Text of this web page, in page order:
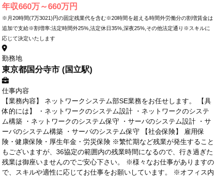
年収660万～660万円
※月20時間(7万3021)円の固定残業代を含む※20時間を超える時間外労働分の割増賃金は
追加で支給※割増率:法定時間外25%,法定休日35%,深夜25%,その他法定通り※スキルに
応じて決定いたします
勤務地
東京都国分寺市 (国立駅)
仕事内容
【業務内容】 ネットワークシステム部SE業務をお任せします。 【具
体的には】 ・ネットワークのシステム設計 ・ネットワークのシステ
ム構築 ・ネットワークのシステム保守 ・サーバのシステム設計 ・サ
ーバのシステム構築 ・サーバのシステム保守 【社会保険】 雇用保
険・健康保険・厚生年金・労災保険 ※繁忙期など残業が発生すること
もございますが、36協定の範囲内の残業時間になるので、行き過ぎた
残業は御座いませんのでご安心下さい。 ※様々なお仕事がありますの
で、スキルや適性に応じてお仕事をお願いしています。 ※オフィス内